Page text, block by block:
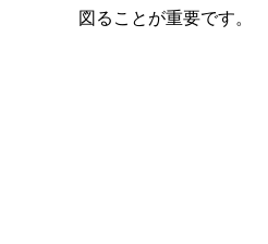
図ることが重要です。